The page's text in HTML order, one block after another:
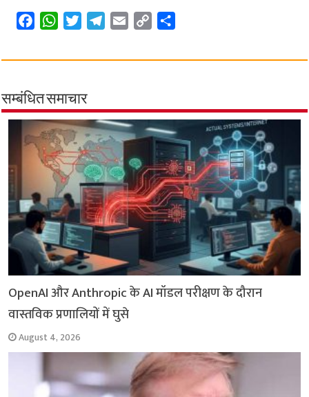
c
b
o
o
k
W
a
s
A
p
p
i
t
e
r
l
r
a
m
a
p
i
n
k
a
सम्बंधित समाचार
OpenAI और Anthropic के AI मॉडल परीक्षण के दौरान
वास्तविक प्रणालियों में घुसे
August 4, 2026